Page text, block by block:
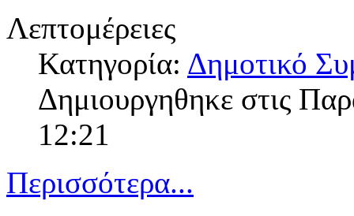
Λεπτομέρειες
Κατηγορία: Δημοτικό
Δημιουργηθηκε στις
12:21
Περισσότερα...